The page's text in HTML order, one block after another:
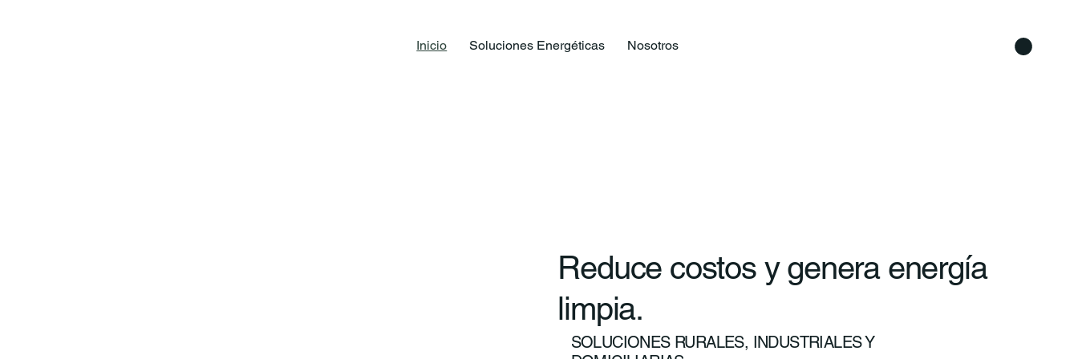
Inicio Soluciones Energéticas Nosotros
Reduce costos y genera energía
limpia.
SOLUCIONES RURALES, INDUSTRIALES Y